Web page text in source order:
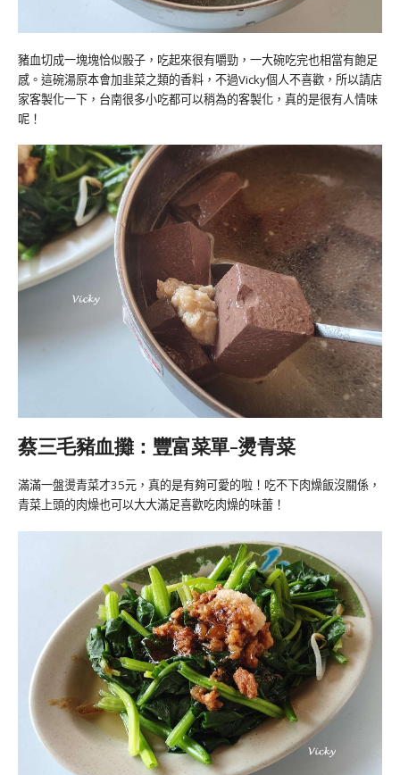
豬血切成一塊塊恰似骰子，吃起來很有嚼勁，一大碗吃完也相當有飽足
感。這碗湯原本會加韭菜之類的香料，不過Vicky個人不喜歡，所以請店
家客製化一下，台南很多小吃都可以稍為的客製化，真的是很有人情味
呢！
蔡三毛豬血攤：豐富菜單-燙青菜
滿滿一盤燙青菜才35元，真的是有夠可愛的啦！吃不下肉燥飯沒關係，
青菜上頭的肉燥也可以大大滿足喜歡吃肉燥的味蕾！